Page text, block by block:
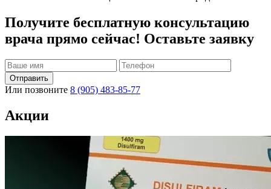
Получите бесплатную консультацию
врача прямо сейчас! Оставьте заявку
Отправить
Или позвоните 8 (905) 483-85-77
Акции